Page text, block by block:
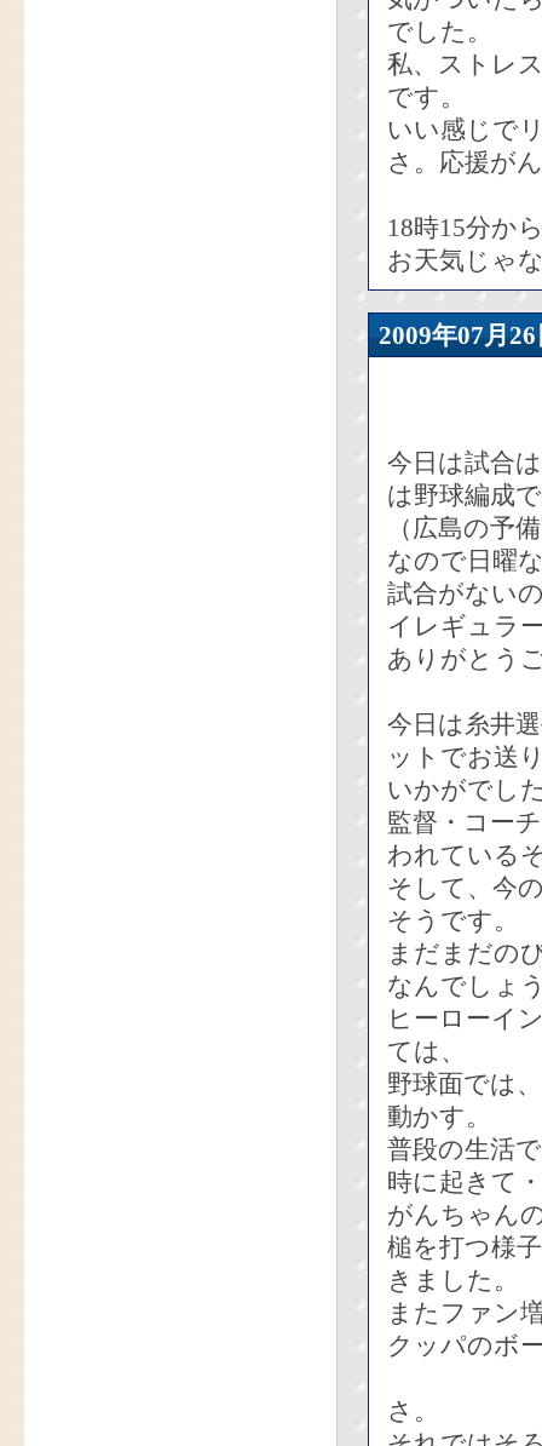
でした。
私、ストレ
です。
いい感じで
さ。応援が
18時15分か
お天気じゃ
2009年07
今日は試合
は野球編成
（広島の予
なので日曜
試合がない
イレギュラ
ありがとう
今日は糸井
ットでお送
いかがでし
監督・コー
われている
そして、今
そうです。
まだまだの
なんでしょ
ヒーローイ
ては、
野球面では
動かす。
普段の生活
時に起きて
がんちゃん
槌を打つ様
きました。
またファン
クッパのボ
さ。